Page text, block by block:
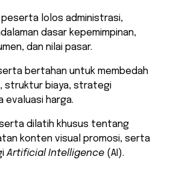
peserta lolos administrasi,
dasar kepemimpinan,
dan nilai pasar.
bertahan untuk membedah
struktur biaya, strategi
evaluasi harga.
dilatih khusus tentang
konten visual promosi, serta
Artificial Intelligence (AI).